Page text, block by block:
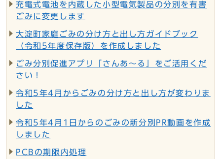
充電式電池を内蔵した小型電気製品の分別を有害
ごみに変更します
大淀町家庭ごみの分け方と出し方ガイドブック
（令和5年度保存版）を作成しました
ごみ分別促進アプリ「さんあ～る」をご活用くだ
さい！
令和5年4月からごみの分け方と出し方が変わりま
した
令和5年4月1日からのごみの新分別PR動画を作成
しました
PCBの期限内処理